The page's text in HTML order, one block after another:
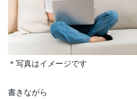
＊写真はイメージです
書きながら